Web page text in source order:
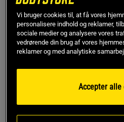
Rabatkode!Få 150 kr i rabat
ved køb over 799 kr.Log ind
*Gælder ikke drikkevarer eller
Colby Shorts - til dig, der ønsker
funktionalitet på én gang!
Vi bruger cookies til, at få vores
personalisere indhold og reklamer,
sociale medier og analysere vores
vedrørende din brug af vores
reklamer og med analytiske
Accepter alle